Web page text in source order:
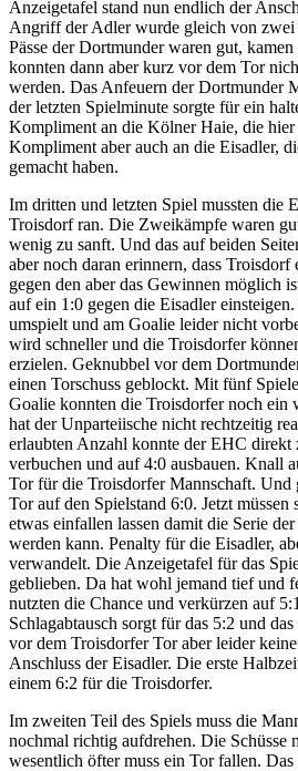
Anzeigetafel stand nun endlich der
Angriff der Adler wurde gleich von
Pässe der Dortmunder waren gut,
konnten dann aber kurz vor dem Tor
werden. Das Anfeuern der Dortmunder
der letzten Spielminute sorgte für ein
Kompliment an die Kölner Haie, die hier
Kompliment aber auch an die Eisadler,
gemacht haben.
Im dritten und letzten Spiel mussten die
Troisdorf ran. Die Zweikämpfe waren
wenig zu sanft. Und das auf beiden
aber noch daran erinnern, dass Troisdorf
gegen den aber das Gewinnen möglich
auf ein 1:0 gegen die Eisadler
umspielt und am Goalie leider nicht
wird schneller und die Troisdorfer
erzielen. Geknubbel vor dem
einen Torschuss geblockt. Mit fünf
Goalie konnten die Troisdorfer noch ein
hat der Unparteiische nicht rechtzeitig
erlaubten Anzahl konnte der EHC direkt
verbuchen und auf 4:0 ausbauen. Knall
Tor für die Troisdorfer Mannschaft. Und
Tor auf den Spielstand 6:0. Jetzt
etwas einfallen lassen damit die Serie
werden kann. Penalty für die Eisadler,
verwandelt. Die Anzeigetafel für das
geblieben. Da hat wohl jemand tief und
nutzten die Chance und verkürzen auf
Schlagabtausch sorgt für das 5:2 und
vor dem Troisdorfer Tor aber leider
Anschluss der Eisadler. Die erste
einem 6:2 für die Troisdorfer.
Im zweiten Teil des Spiels muss die
nochmal richtig aufdrehen. Die Schüsse
wesentlich öfter muss ein Tor fallen.